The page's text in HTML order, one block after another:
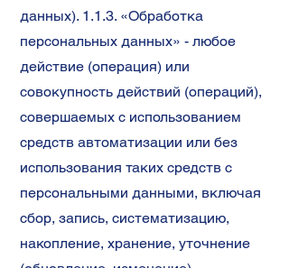
данных). 1.1.3. «Обработка
персональных данных» - любое
действие (операция) или
совокупность действий (операций),
совершаемых с использованием
средств автоматизации или без
использования таких средств с
персональными данными, включая
сбор, запись, систематизацию,
накопление, хранение, уточнение